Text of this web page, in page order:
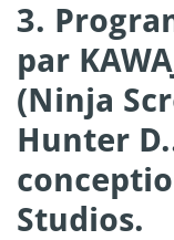
3.
par
(Ninja
Hunter
Studios.